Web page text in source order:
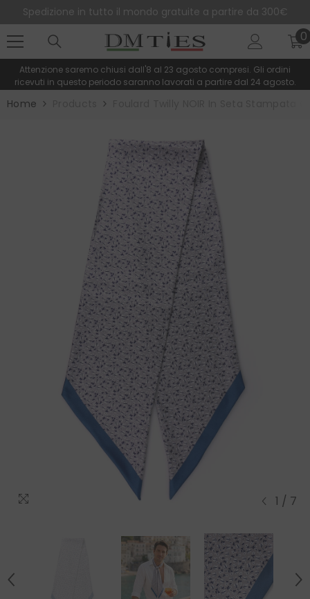
da 300€ Spedizioni gratuite in Italia per ordini
00
Attenzione saremo chiusi dall'8 al 23 agosto compresi. Gli ordini
ricevuti in questo periodo saranno lavorati a partire dal 24 agosto.
Home
1 / 7